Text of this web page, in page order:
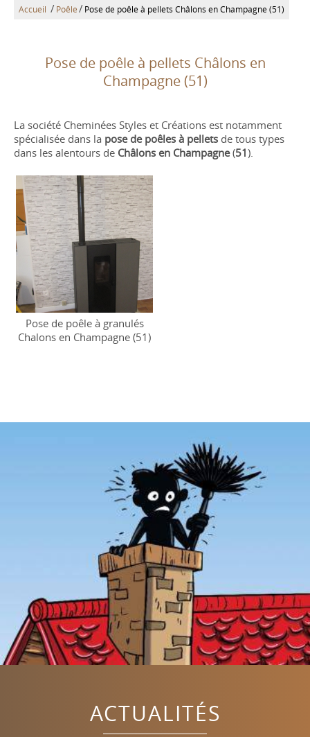
Accueil /Poêle/Pose de poêle à pellets Châlons en Champagne (51)
Pose de poêle à pellets Châlons en
Champagne (51)
La société Cheminées Styles et Créations est notamment
spécialisée dans la pose de poêles à pellets de tous types
dans les alentours de Châlons en Champagne(51).
Pose de poêle à granulés
Chalons en Champagne (51)
ACTUALITÉS